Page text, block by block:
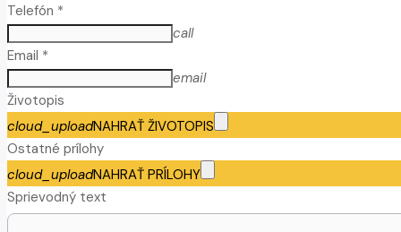
Telefón *
call
Email *
email
Životopis
cloud_uploadNAHRAŤ ŽIVOTOPIS
Ostatné prílohy
cloud_uploadNAHRAŤ PRÍLOHY
Sprievodný text